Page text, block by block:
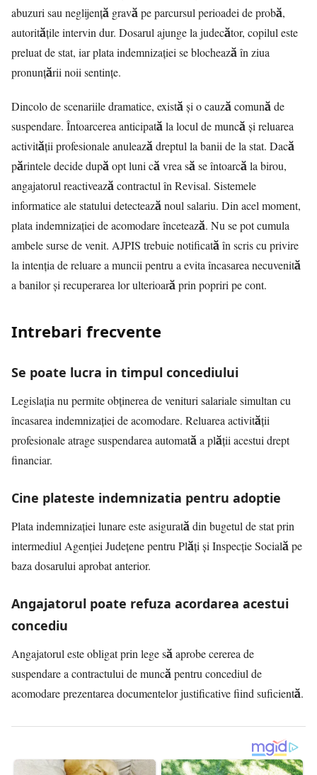
abuzuri sau neglijență gravă pe parcursul perioadei de probă,
autoritățile intervin dur. Dosarul ajunge la judecător, copilul este
preluat de stat, iar plata indemnizației se blochează în ziua
pronunțării noii sentințe.
Dincolo de scenariile dramatice, există și o cauză comună de
suspendare. Întoarcerea anticipată la locul de muncă și reluarea
activității profesionale anulează dreptul la banii de la stat. Dacă
părintele decide după opt luni că vrea să se întoarcă la birou,
angajatorul reactivează contractul în Revisal. Sistemele
informatice ale statului detectează noul salariu. Din acel moment,
plata indemnizației de acomodare încetează. Nu se pot cumula
ambele surse de venit. AJPIS trebuie notificată în scris cu privire
la intenția de reluare a muncii pentru a evita încasarea necuvenită
a banilor și recuperarea lor ulterioară prin popriri pe cont.
Intrebari frecvente
Se poate lucra in timpul concediului
Legislația nu permite obținerea de venituri salariale simultan cu
încasarea indemnizației de acomodare. Reluarea activității
profesionale atrage suspendarea automată a plății acestui drept
financiar.
Cine plateste indemnizatia pentru adoptie
Plata indemnizației lunare este asigurată din bugetul de stat prin
intermediul Agenției Județene pentru Plăți și Inspecție Socială pe
baza dosarului aprobat anterior.
Angajatorul poate refuza acordarea acestui
concediu
Angajatorul este obligat prin lege să aprobe cererea de
suspendare a contractului de muncă pentru concediul de
acomodare prezentarea documentelor justificative fiind suficientă.